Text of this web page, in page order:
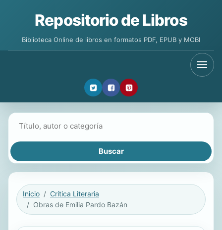
Repositorio de Libros
Biblioteca Online de libros en formatos PDF, EPUB y MOBI
Inicio
Crítica Literaria
Obras de Emilia Pardo Bazán